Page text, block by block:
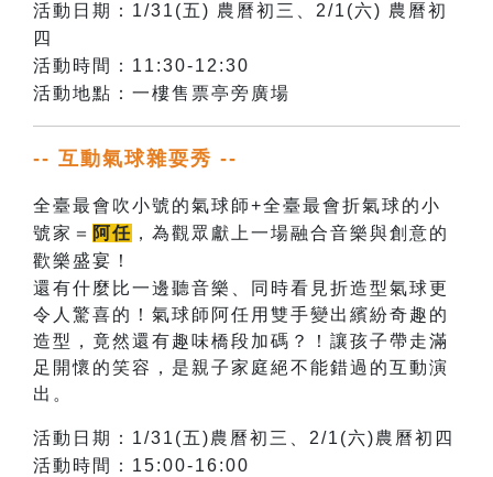
活動日期：1/31(五) 農曆初三、2/1(六) 農曆初
四
活動時間：11:30-12:30
活動地點：一樓售票亭旁廣場
-- 互動氣球雜耍秀 --
全臺最會吹小號的氣球師+全臺最會折氣球的小
號家＝ 阿任 ，為觀眾獻上一場融合音樂與創意的
歡樂盛宴！
還有什麼比一邊聽音樂、同時看見折造型氣球更
令人驚喜的！氣球師阿任用雙手變出繽紛奇趣的
造型，竟然還有趣味橋段加碼？！讓孩子帶走滿
足開懷的笑容，是親子家庭絕不能錯過的互動演
出。
活動日期：1/31(五)農曆初三、2/1(六)農曆初四
活動時間：15:00-16:00